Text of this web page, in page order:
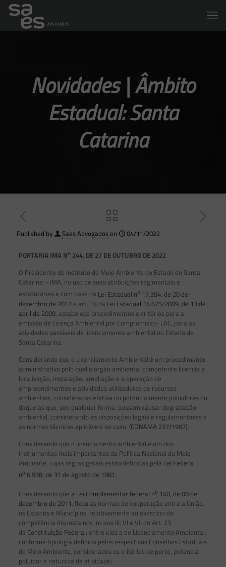
Novidades | Âmbito
Estadual: Santa
Catarina
Published by Saes Advogadoson 04/11/2022
PORTARIA IMA No 244, DE 27 DE OUTUBRO DE 2022
O Presidente do Instituto do Meio Ambiente do Estado de Santa
Catarina – IMA, no uso de suas atribuições regimentais e
estatutárias e com base na Lei Estadual no 17.354, de 20 de
dezembro de 2017 e art. 14 da Lei Estadual 14.675/2009, de 13 de
abril de 2009, estabelece procedimentos e critérios para a
emissão de Licença Ambiental por Compromisso- LAC, para as
atividades passíveis de licenciamento ambiental no Estado de
Santa Catarina.
Considerando que o Licenciamento Ambiental é um procedimento
administrativo pelo qual o órgão ambiental competente licencia a
localização, instalação, ampliação e a operação de
empreendimentos e atividades utilizadoras de recursos
ambientais, consideradas efetiva ou potencialmente poluidoras ou
daquelas que, sob qualquer forma, possam causar degradação
ambiental, considerando as disposições legais e regulamentares e
as normas técnicas aplicáveis ao caso. (CONAMA 237/1997);
Considerando que o licenciamento ambiental é um dos
instrumentos mais importantes da Política Nacional do Meio
Ambiente, cujas regras gerais estão definidas pela Lei Federal
no 6.938, de 31 de agosto de 1981;
Considerando que a Lei Complementar federal no 140, de 08 de
dezembro de 2011, fixou as normas de cooperação entre a União,
os Estados e Municípios, relativamente ao exercício da
competência disposta nos incisos III, VI e VII do Art. 23
da Constituição Federal; entre elas a de Licenciamento Ambiental,
conforme tipologia definida pelos respectivos Conselhos Estaduais
de Meio Ambiente, considerados os critérios de porte, potencial
poluidor e natureza da atividade;